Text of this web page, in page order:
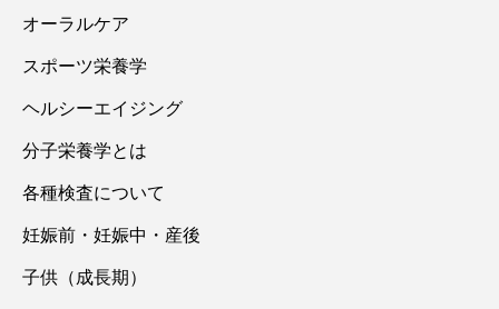
オーラルケア
スポーツ栄養学
ヘルシーエイジング
分子栄養学とは
各種検査について
妊娠前・妊娠中・産後
子供（成長期）